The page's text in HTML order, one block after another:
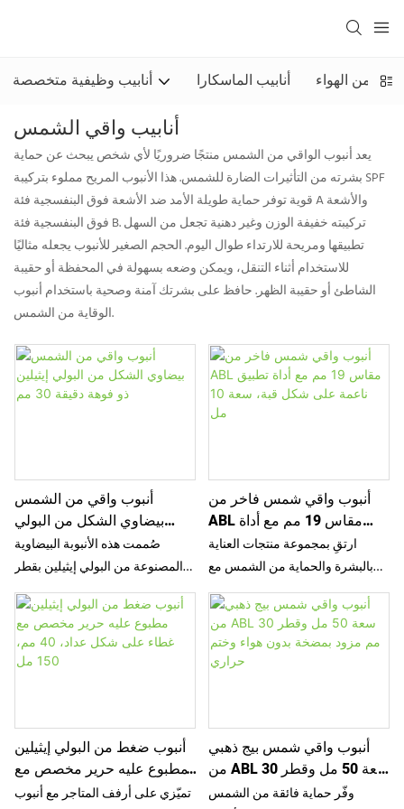
أنابيب وظيفية متخصصة أنابيب الماسكارا من الهواء
أنابيب واقي الشمس
يعد أنبوب الواقي من الشمس منتجًا ضروريًا لأي شخص يبحث عن حماية
بشرته من التأثيرات الضارة للشمس. هذا الأنبوب المريح مملوء بتركيبة SPF
قوية توفر حماية طويلة الأمد ضد الأشعة فوق البنفسجية فئة A والأشعة
فوق البنفسجية فئة B. تركيبته خفيفة الوزن وغير دهنية تجعل من السهل
تطبيقها ومريحة للارتداء طوال اليوم. الحجم الصغير للأنبوب يجعله مثاليًا
للاستخدام أثناء التنقل، ويمكن وضعه بسهولة في المحفظة أو حقيبة
الشاطئ أو حقيبة الظهر. حافظ على بشرتك آمنة وصحية باستخدام أنبوب
الوقاية من الشمس.
أنبوب واقي من الشمس
بيضاوي الشكل من البولي
إيثيلين ذو فوهة دقيقة 30 مم
صُممت هذه الأنبوبة البيضاوية
المصنوعة من البولي إيثيلين بقطر
30 مم بدقة متناهية لتناسب واقيات
الشمس، ومستحضرات الأساس،
وكريمات العناية بالبشرة، فهي تجمع
بين الأناقة والفعالية السريرية.
علامة تجارية فاخرة، بينما تتيح
فوهتها الطويلة تحكمًا دقيقًا في
الجرعة قطرة قطرة. بصفتنا
شريككم المعتمد في مجال التغليف،
أنبوب واقي شمس فاخر من
ABL مقاس 19 مم مع أداة
تطبيق ناعمة على شكل قبة،
سعة 10 مل
ارتقِ بمجموعة منتجات العناية
بالبشرة والحماية من الشمس مع
أنبوب مستحضرات التجميل الفاخر
هذا من ABL بقطر 19 مم. يتميز هذا
الأنبوب المدمج بسعة 10 مل بتصميم
متين من رقائق الألومنيوم العازلة
يوفر استخدامًا دقيقًا وسهلًا دون
الحاجة إلى استخدام اليدين. إنه
الحل الأمثل لحماية البشرة من
الشمس، سواءً للاستخدام الخارجي
أنبوب ضغط من البولي إيثيلين
مطبوع عليه حرير مخصص مع
غطاء على شكل عداد، 40 مم،
تميّزي على أرفف المتاجر مع أنبوب
أنبوب واقي شمس بيج ذهبي
من ABL سعة 50 مل وقطر 30
مم مزود بمضخة بدون هواء
وفّر حماية فائقة من الشمس